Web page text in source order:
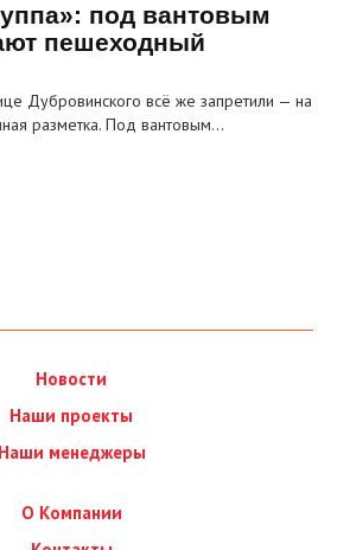
под вантовым
пешеходный
Дубровинского всё же запретили — на
разметка. Под вантовым…
Новости
Наши проекты
Наши менеджеры
О Компании